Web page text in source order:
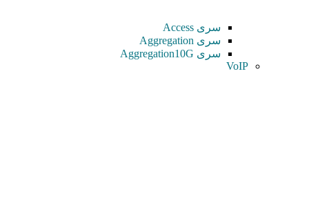
سری Access
سری Aggregation
سری Aggregation10G
VoIP